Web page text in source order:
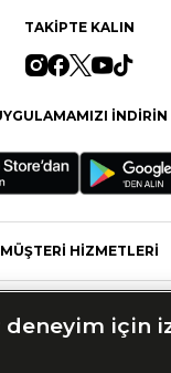
TAKİPTE KALIN
İNDİRİN
MÜŞTERİ HİZMETLERİ
deneyim için